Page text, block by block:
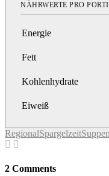
NÄHRWERTE PRO
Energie
Fett
Kohlenhydrate
Eiweiß
RegionalSpargelzeit
2 Comments